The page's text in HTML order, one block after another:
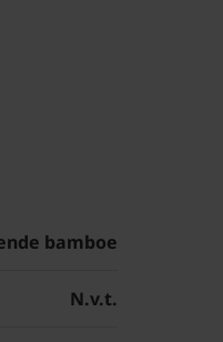
bamboe
N.v.t.